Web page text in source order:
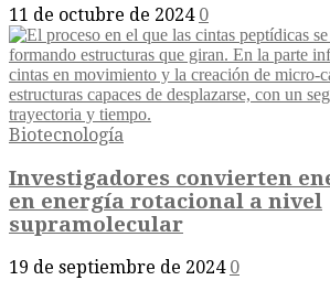
11 de octubre de 2024 0
Biotecnología
Investigadores convierten
en energía rotacional a nivel
supramolecular
19 de septiembre de 2024 0